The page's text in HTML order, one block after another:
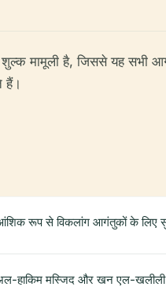
मामूली है, जिससे यह सभी
हैं।
रूप से विकलांग आगंतुकों के लिए
हाकिम मस्जिद और खन एल-खलीली